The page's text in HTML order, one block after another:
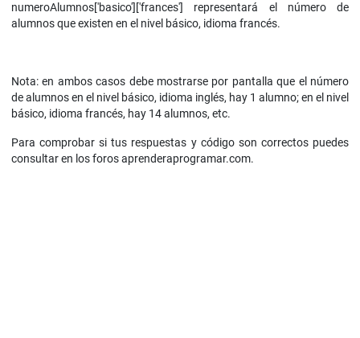
numeroAlumnos['basico']['frances'] representará el número de
alumnos que existen en el nivel básico, idioma francés.
Nota: en ambos casos debe mostrarse por pantalla que el número
de alumnos en el nivel básico, idioma inglés, hay 1 alumno; en el nivel
básico, idioma francés, hay 14 alumnos, etc.
Para comprobar si tus respuestas y código son correctos puedes
consultar en los foros aprenderaprogramar.com.